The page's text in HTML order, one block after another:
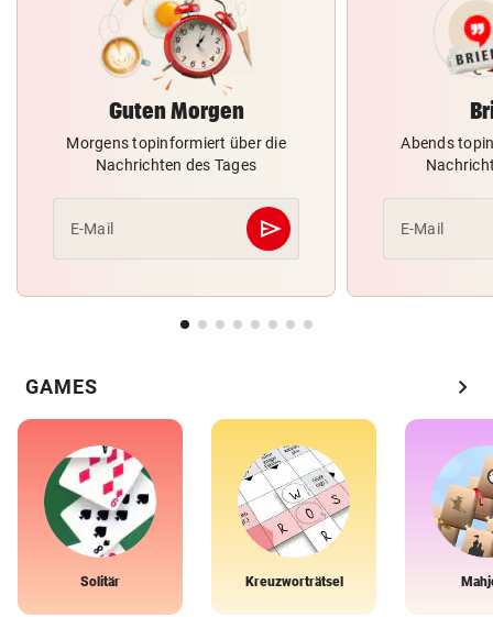
Guten Morgen
Morgens topinformiert über die
Nachrichten des Tages
E-Mail send
Abschicken
Abends
E-Mail
GAMES chevron_right
Solitär Kreuzworträtsel